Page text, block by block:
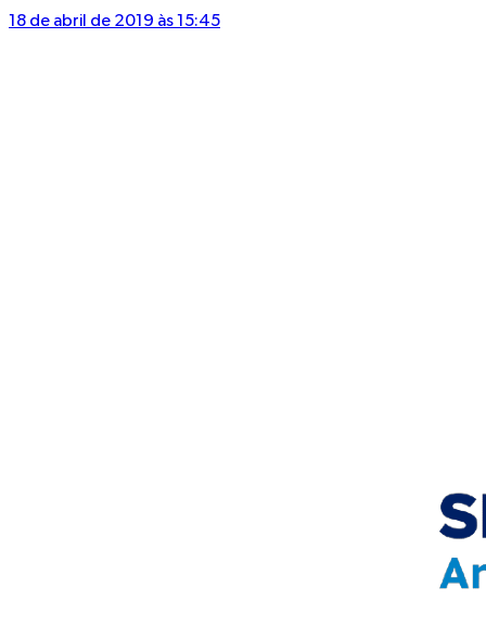
18 de abril de 2019 às 15:45